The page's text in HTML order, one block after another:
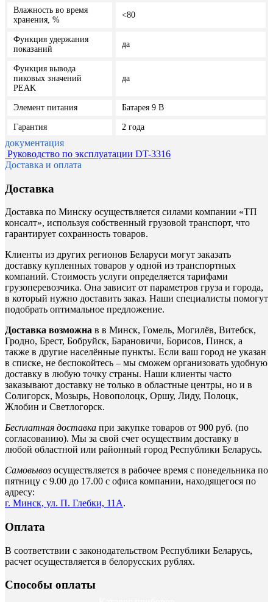
Влажность во время
хранения, %
<80
Функция удержания
показаний
да
Функция вывода
пиковых значений
PEAK
да
Элемент питания Батарея 9 В
Гарантия 2 года
документация
Руководство по эксплуатации DT-3316
Доставка и оплата
Доставка
Доставка по Минску осуществляется силами компании «ТП
консалт», используя собственный грузовой транспорт, что
гарантирует сохранность товаров.
Клиенты из других регионов Беларуси могут заказать
доставку купленных товаров у одной из транспортных
компаний. Стоимость услуги определяется тарифами
грузоперевозчика. Она зависит от параметров груза и города,
в который нужно доставить заказ. Наши специалисты помогут
подобрать оптимальное предложение.
Доставка возможна в в Минск, Гомель, Могилёв, Витебск,
Гродно, Брест, Бобруйск, Барановичи, Борисов, Пинск, а
также в другие населённые пункты. Если ваш город не указан
в списке, не беспокойтесь – мы сможем организовать удобную
доставку в любую точку страны. Наши клиенты часто
заказывают доставку не только в областные центры, но и в
Солигорск, Мозырь, Новополоцк, Оршу, Лиду, Полоцк,
Жлобин и Светлогорск.
Бесплатная доставка при закупке товаров от 900 руб. (по
согласованию). Мы за свой счет осуществим доставку в
любой областной или районный город Республики Беларусь.
Самовывоз осуществляется в рабочее время с понедельника по
пятницу с 9.00 до 17.00 с офиса компании, находящегося по
адресу:
г. Минск, ул. П. Глебки, 11А.
Оплата
В соответствии с законодательством Республики Беларусь,
расчет осуществляется в белорусских рублях.
Способы оплаты